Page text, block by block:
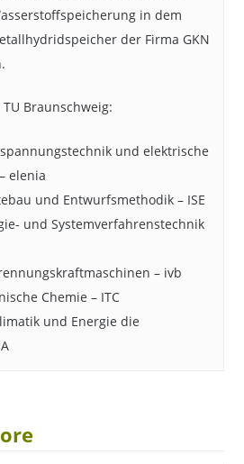
in dem
der Firma GKN
Braunschweig:
und elektrische
elenia
und Entwurfsmethodik – ISE
und Systemverfahrenstechnik
– ivb
Chemie – ITC
und Energie die